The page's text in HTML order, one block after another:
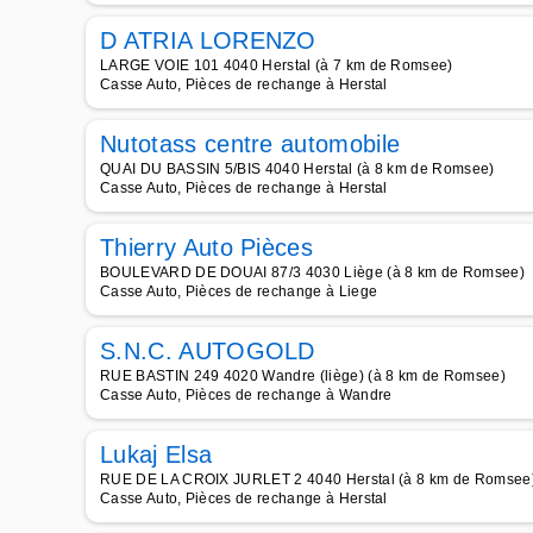
D ATRIA LORENZO
LARGE VOIE 101 4040 Herstal (à 7 km de Romsee)
Casse Auto, Pièces de rechange à Herstal
Nutotass centre automobile
QUAI DU BASSIN 5/BIS 4040 Herstal (à 8 km de Romsee)
Casse Auto, Pièces de rechange à Herstal
Thierry Auto Pièces
BOULEVARD DE DOUAI 87/3 4030 Liège (à 8 km de Romsee)
Casse Auto, Pièces de rechange à Liege
S.N.C. AUTOGOLD
RUE BASTIN 249 4020 Wandre (liège) (à 8 km de Romsee)
Casse Auto, Pièces de rechange à Wandre
Lukaj Elsa
RUE DE LA CROIX JURLET 2 4040 Herstal (à 8 km de
Casse Auto, Pièces de rechange à Herstal